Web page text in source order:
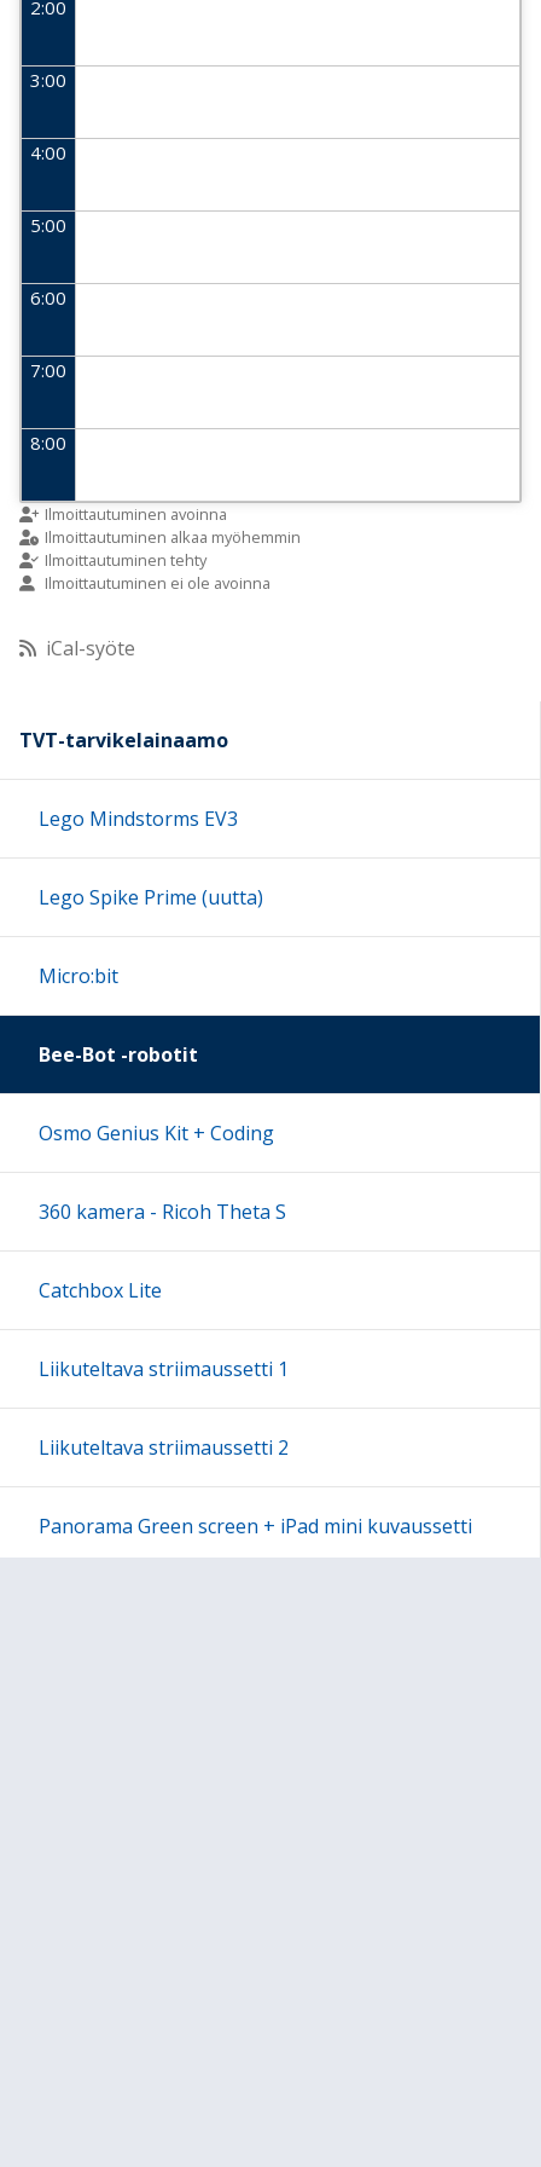
2:00
3:00
4:00
5:00
6:00
7:00
8:00
9:00
10:00
11:00
12:00
16:00
17:00
18:00
22:00
23:00
Ilmoittautuminen avoinna
Ilmoittautuminen alkaa myöhemmin
Ilmoittautuminen tehty
Ilmoittautuminen ei ole avoinna
iCal-syöte
TVT-tarvikelainaamo
Lego Mindstorms EV3
Lego Spike Prime (uutta)
Micro:bit
Bee-Bot -robotit
Osmo Genius Kit + Coding
360 kamera - Ricoh Theta S
Catchbox Lite
Liikuteltava striimaussetti 1
Liikuteltava striimaussetti 2
Panorama Green screen + iPad mini kuvaussetti